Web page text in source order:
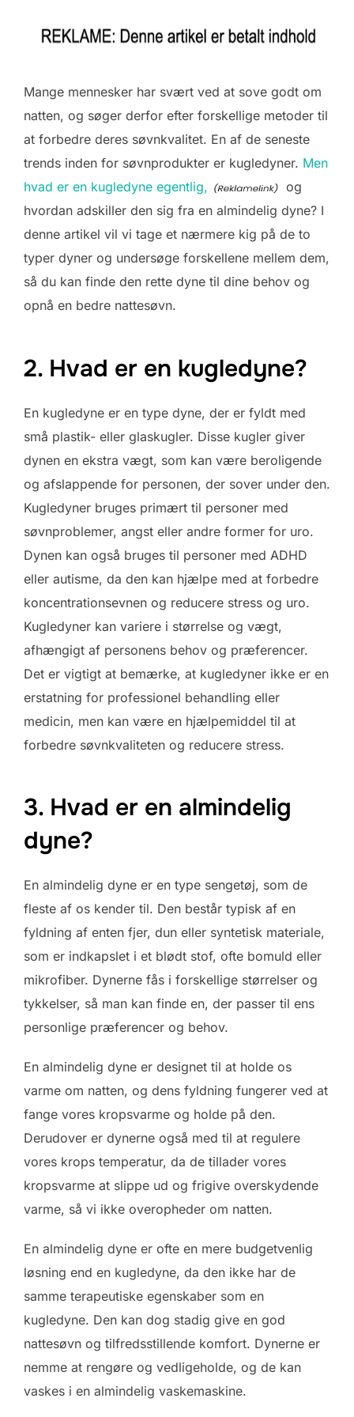
Mange mennesker har svært ved at sove godt om
natten, og søger derfor efter forskellige metoder til
at forbedre deres søvnkvalitet. En af de seneste
trends inden for søvnprodukter er kugledyner. Men
hvad er en kugledyne egentlig,
og
hvordan adskiller den sig fra en almindelig dyne? I
denne artikel vil vi tage et nærmere kig på de to
typer dyner og undersøge forskellene mellem dem,
så du kan finde den rette dyne til dine behov og
opnå en bedre nattesøvn.
2. Hvad er en kugledyne?
En kugledyne er en type dyne, der er fyldt med
små plastik- eller glaskugler. Disse kugler giver
dynen en ekstra vægt, som kan være beroligende
og afslappende for personen, der sover under den.
Kugledyner bruges primært til personer med
søvnproblemer, angst eller andre former for uro.
Dynen kan også bruges til personer med ADHD
eller autisme, da den kan hjælpe med at forbedre
koncentrationsevnen og reducere stress og uro.
Kugledyner kan variere i størrelse og vægt,
afhængigt af personens behov og præferencer.
Det er vigtigt at bemærke, at kugledyner ikke er en
erstatning for professionel behandling eller
medicin, men kan være en hjælpemiddel til at
forbedre søvnkvaliteten og reducere stress.
3. Hvad er en almindelig
dyne?
En almindelig dyne er en type sengetøj, som de
fleste af os kender til. Den består typisk af en
fyldning af enten fjer, dun eller syntetisk materiale,
som er indkapslet i et blødt stof, ofte bomuld eller
mikrofiber. Dynerne fås i forskellige størrelser og
tykkelser, så man kan finde en, der passer til ens
personlige præferencer og behov.
En almindelig dyne er designet til at holde os
varme om natten, og dens fyldning fungerer ved at
fange vores kropsvarme og holde på den.
Derudover er dynerne også med til at regulere
vores krops temperatur, da de tillader vores
kropsvarme at slippe ud og frigive overskydende
varme, så vi ikke overopheder om natten.
En almindelig dyne er ofte en mere budgetvenlig
løsning end en kugledyne, da den ikke har de
samme terapeutiske egenskaber som en
kugledyne. Den kan dog stadig give en god
nattesøvn og tilfredsstillende komfort. Dynerne er
nemme at rengøre og vedligeholde, og de kan
vaskes i en almindelig vaskemaskine.